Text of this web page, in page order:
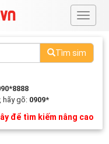
#
Tìm sim
hãy gõ: 0909*
để tìm kiếm nâng cao